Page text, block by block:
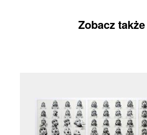
Zobacz także